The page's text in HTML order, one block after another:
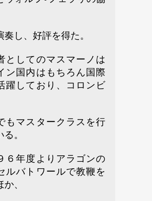
奏し、好評を得た。
としてのマスマーノは
ン国内はもちろん国際
躍しており、コロンビ
もマスタークラスを行
。
６年度よりアラゴンの
ルバトワールで教鞭を
、